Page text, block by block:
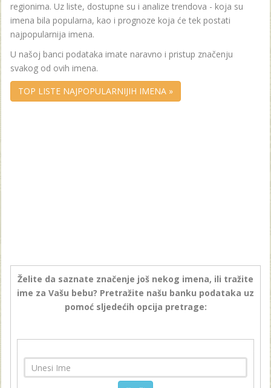
regionima. Uz liste, dostupne su i analize trendova - koja su
imena bila popularna, kao i prognoze koja će tek postati
najpopularnija imena.
U našoj banci podataka imate naravno i pristup značenju
svakog od ovih imena.
TOP LISTE NAJPOPULARNIJIH IMENA »
Želite da saznate značenje još nekog imena, ili tražite
ime za Vašu bebu? Pretražite našu banku podataka uz
pomoć sljedećih opcija pretrage: